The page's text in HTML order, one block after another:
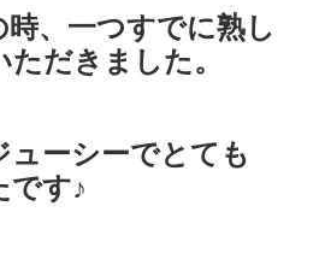
、一つすでに熟し
だきました。
ューシーでとても
です♪